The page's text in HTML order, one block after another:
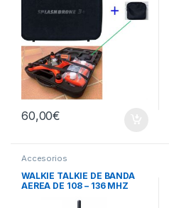
60,00€
Accesorios
WALKIE TALKIE DE BANDA
AEREA DE 108 – 136 MHZ